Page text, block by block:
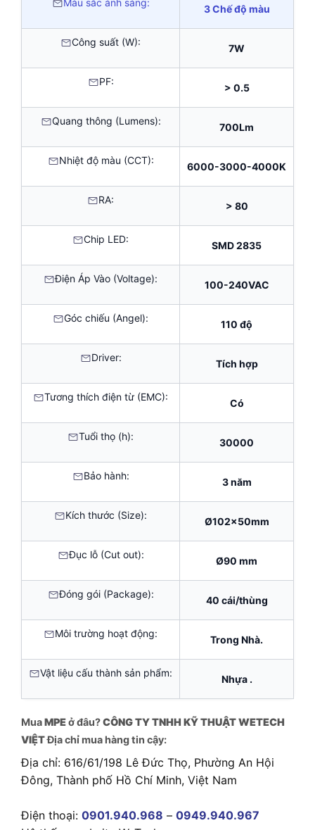
3 Chế độ màu
Công suất (W):
7W
PF:
> 0.5
Quang thông (Lumens):
700Lm
Nhiệt độ màu (CCT):
6000-3000-4000K
RA:
> 80
Chip LED:
SMD 2835
Điện Áp Vào (Voltage):
100-240VAC
Góc chiếu (Angel):
110 độ
Driver:
Tích hợp
Tương thích điện từ (EMC):
Có
Tuổi thọ (h):
30000
Bảo hành:
3 năm
Kích thước (Size):
Ø102x50mm
Đục lỗ (Cut out):
Ø90 mm
Đóng gói (Package):
40 cái/thùng
Môi trường hoạt động:
Trong Nhà.
Vật liệu cấu thành sản phẩm:
Nhựa .
MuaMPEở đâu?CÔNG TY TNHH KỸ THUẬT WETECH
VIỆTĐịa chỉ mua hàng tin cậy:
Địa chỉ: 616/61/198 Lê Đức Thọ, Phường An Hội
Đông, Thành phố Hồ Chí Minh, Việt Nam
Điện thoại: 0901.940.968 – 0949.940.967